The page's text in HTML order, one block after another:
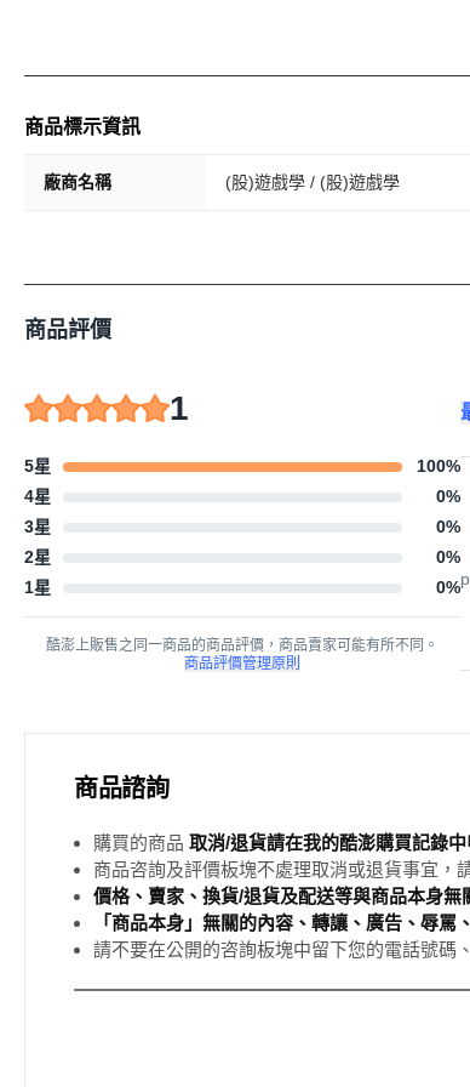
商品標示資訊
廠商名稱 (股)遊戲學 / (股)遊戲學
商品評價
1
5星 100%
4星
0%
3星
0%
2星
0%
1星
0%
酷澎上販售之同一商品的商品評價，商品賣家可能有所不同。
商品評價管理原則
商品諮詢
購買的商品 取消/退貨請在我的酷澎購買記錄
商品咨詢及評價板塊不處理取消或退貨事宜，
價格、賣家、換貨/退貨及配送等與商品本身
「商品本身」無關的內容、轉讓、廣告、辱
請不要在公開的咨詢板塊中留下您的電話號碼